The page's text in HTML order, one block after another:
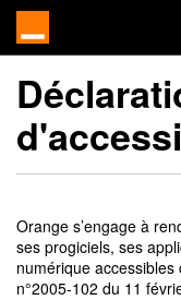
Orange s’engage à
ses progiciels, ses
numérique accessibles
n°2005-102 du 11